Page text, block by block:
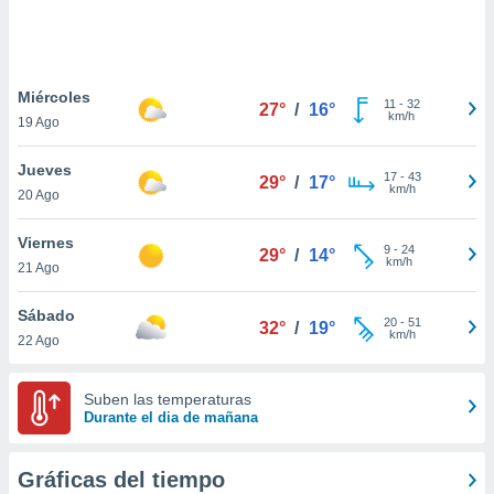
únicos
similares
como
sitio
de
posible
traten tus
en
interés
Para
su
Miércoles
19 Ago
27° / 16° 11 - 32
km/h
Jueves
20 Ago
29° / 17° 17- 43
km/h
Viernes
21 Ago
29° / 14° 9- 24
km/h
Sábado
22 Ago
32° / 19° 20- 51
km/h
Suben las temperaturas
Durante el dia de mañana
Gráficas del tiempo